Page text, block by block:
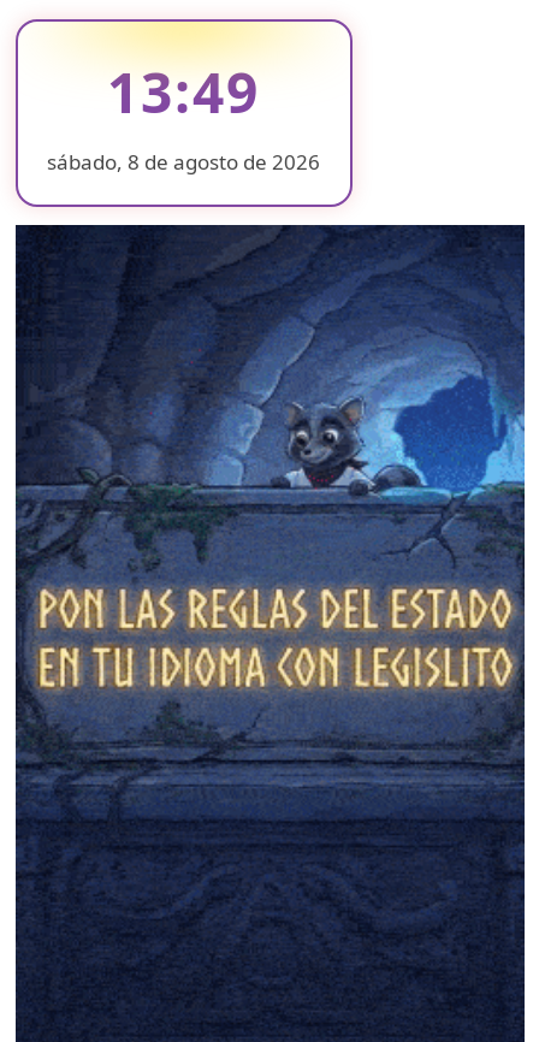
13:49
sábado, 8 de agosto de 2026
❄
❄
❄
❄
❄